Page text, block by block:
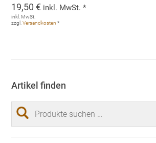
19,50€ inkl. MwSt. *
inkl. MwSt.
zzgl.Versandkosten *
Artikel finden
Suchen
nach: